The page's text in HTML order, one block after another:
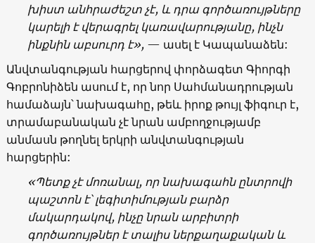
խիստ անհրաժեշտ չէ, և դրա գործառույթները
կարելի է վերագրել կառավարությանը, ինչն
ինքնին աբսուրդ է»,— ասել է Կապանաձեն:
Անվտանգության հարցերով փորձագետ Գիորգի
Գոբրոնիձեն ասում է, որ նոր Սահմանադրության
համաձայն՝ նախագահը, թեև իրոք թույլ ֆիգուր է,
տրամաբանական չէ նրան ամբողջությամբ
անմասն թողնել երկրի անվտանգության
հարցերին:
«Պետք չէ մոռանալ, որ նախագահն ընտրովի
պաշտոն է՝ լեգիտիմության բարձր
մակարդակով, ինչը նրան արբիտրի
գործառույթներ է տալիս ներքաղաքական և